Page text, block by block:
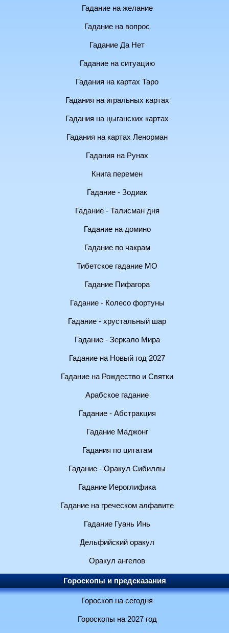
Гадание на желание
Гадание на вопрос
Гадание Да Нет
Гадание на ситуацию
Гадания на картах Таро
Гадания на игральных картах
Гадания на цыганских картах
Гадания на картах Ленорман
Гадания на Рунах
Книга перемен
Гадание - Зодиак
Гадание - Талисман дня
Гадание на домино
Гадание по чакрам
Тибетское гадание МО
Гадание Пифагора
Гадание - Колесо фортуны
Гадание - хрустальный шар
Гадание - Зеркало Мира
Гадание на Новый год 2027
Гадание на Рождество и Святки
Арабское гадание
Гадание - Абстракция
Гадание Маджонг
Гадания по цитатам
Гадание - Оракул Сибиллы
Гадание Иероглифика
Гадание на греческом алфавите
Гадание Гуань Инь
Дельфийский оракул
Оракул ангелов
Гороскопы и предсказания
Гороскоп на сегодня
Гороскопы на 2027 год